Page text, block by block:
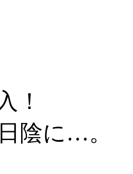
！
陰に…。